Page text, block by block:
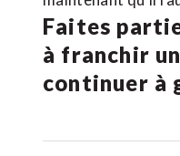
Faites
à franchir
continuer à